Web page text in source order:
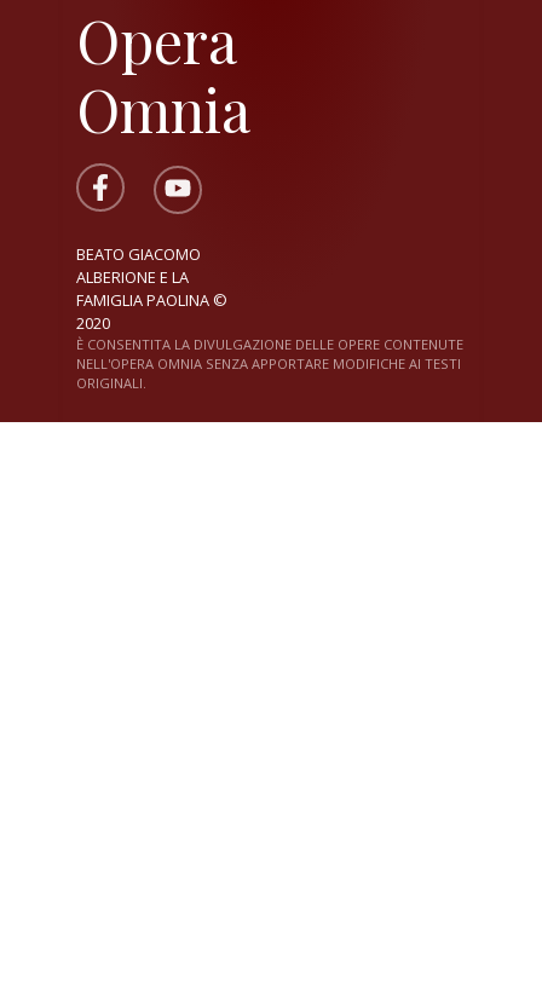
Opera
Omnia
BEATO GIACOMO
ALBERIONE E LA
FAMIGLIA PAOLINA ©
2020
È CONSENTITA LA DIVULGAZIONE DELLE OPERE CONTENUTE
NELL'OPERA OMNIA SENZA APPORTARE MODIFICHE AI TESTI
ORIGINALI.